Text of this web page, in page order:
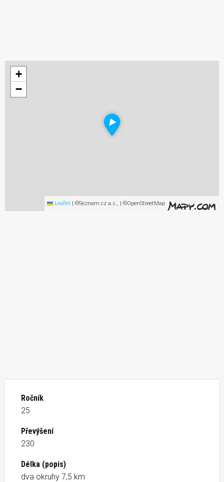
+
−
Leaflet | ©Seznam.cz a.s., | ©OpenStreetMap
Ročník
25
Převýšení
230
Délka (popis)
dva okruhy 7,5 km